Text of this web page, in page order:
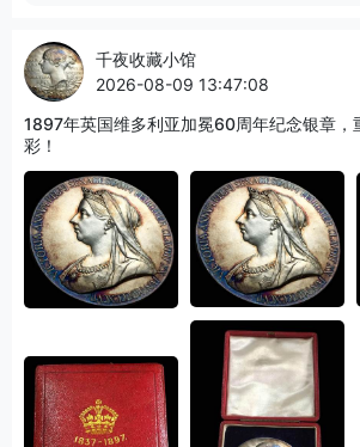
千夜收藏小馆
2026-08-09 13:47:08
1897年英国维多利亚加冕60周年纪念银章，
彩！